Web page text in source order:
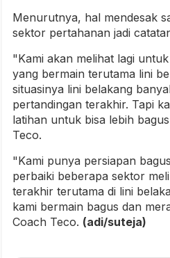
Menurutnya, hal mendesak
sektor pertahanan jadi
"Kami akan melihat lagi
yang bermain terutama lini
situasinya lini belakang
pertandingan terakhir. Tapi
latihan untuk bisa lebih
Teco.
"Kami punya persiapan
perbaiki beberapa sektor
terakhir terutama di lini
kami bermain bagus dan
Coach Teco. (adi/suteja)